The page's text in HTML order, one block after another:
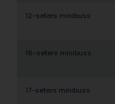
12-seters minibuss
16-seters minibuss
17-seters minibuss